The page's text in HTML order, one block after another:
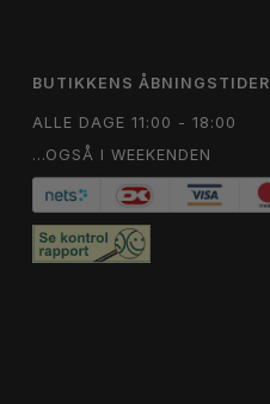
BUTIKKENS ÅBNINGSTIDER
ALLE DAGE 11:00 - 18:00
...OGSÅ I WEEKENDEN